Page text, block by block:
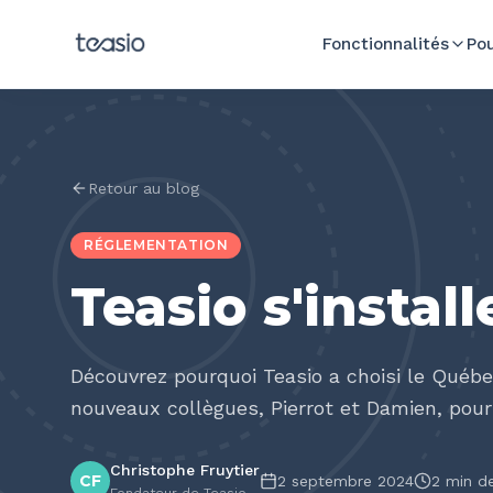
Fonctionnalités
Retour au blog
RÉGLEMENTATION
Teasio
Découvrez pourquoi Teasio a choisi le
nouveaux collègues, Pierrot et Damien,
CF
Christophe Fruytier
2 septembre 2024 2 min